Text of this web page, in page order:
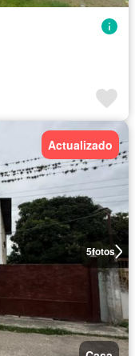
5fotos
Actualizado